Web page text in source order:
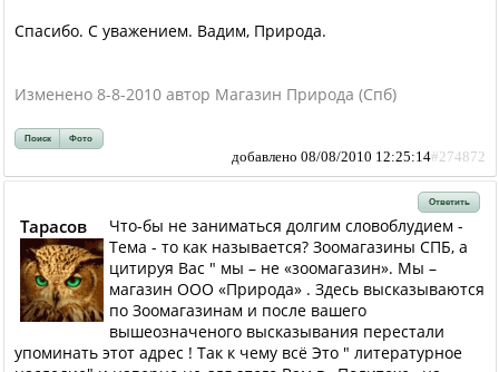
Спасибо. С уважением. Вадим, Природа.
Изменено 8-8-2010 автор Магазин Природа (Спб)
Поиск Фото
добавлено 08/08/2010 12:25:14#274872
Ответить
Тарасов
Что-бы не заниматься долгим словоблудием -
Тема - то как называется? Зоомагазины СПБ, а
цитируя Вас " мы – не «зоомагазин». Мы –
магазин ООО «Природа» . Здесь высказываются
по Зоомагазинам и после вашего
вышеозначеного высказывания перестали
упоминать этот адрес ! Так к чему всё Это " литературное